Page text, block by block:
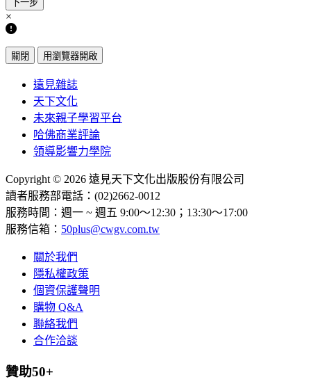
×
關閉 用瀏覽器開啟
遠見雜誌
天下文化
未來親子學習平台
哈佛商業評論
領導影響力學院
Copyright © 2026 遠見天下文化出版股份有限公司
讀者服務部電話：(02)2662-0012
服務時間：週一 ~ 週五 9:00～12:30；13:30～17:00
服務信箱： 50plus@cwgv.com.tw
關於我們
隱私權政策
個資保護聲明
購物 Q&A
聯絡我們
合作洽談
贊助50+